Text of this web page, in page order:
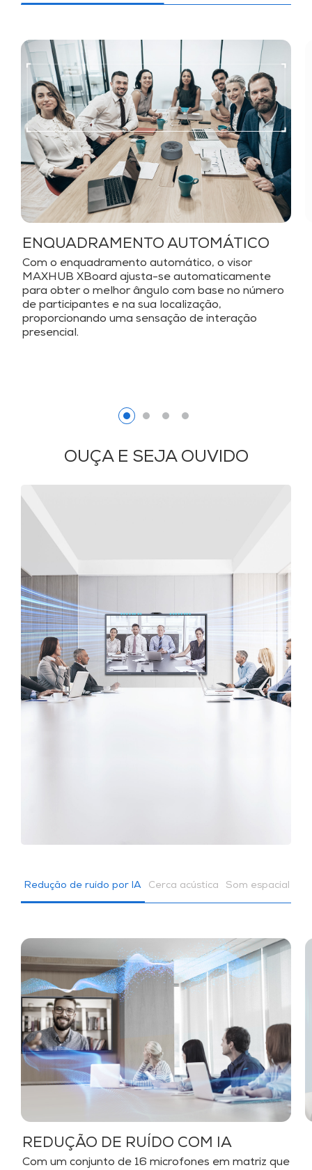
ENQUADRAMENTO AUTOMÁTICO
Com o enquadramento automático, o visor
MAXHUB XBoard ajusta-se automaticamente
para obter o melhor ângulo com base no número
de participantes e na sua localização,
proporcionando uma sensação de interação
presencial.
OUÇA E SEJA OUVIDO
Redução de ruído por IA Cerca acústica Som espacial
REDUÇÃO DE RUÍDO COM IA
Com um conjunto de 16 microfones em matriz que